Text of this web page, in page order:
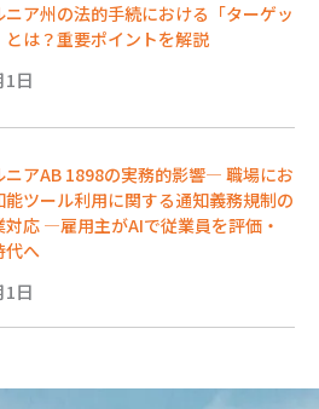
ニア州の法的手続における「ターゲッ
とは？重要ポイントを解説
1日
ニアAB 1898の実務的影響― 職場にお
能ツール利用に関する通知義務規制の
対応 ―雇用主がAIで従業員を評価・
代へ
1日